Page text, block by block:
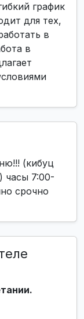
график
для тех,
в
в
(кибуц
часы 7:00-
срочно